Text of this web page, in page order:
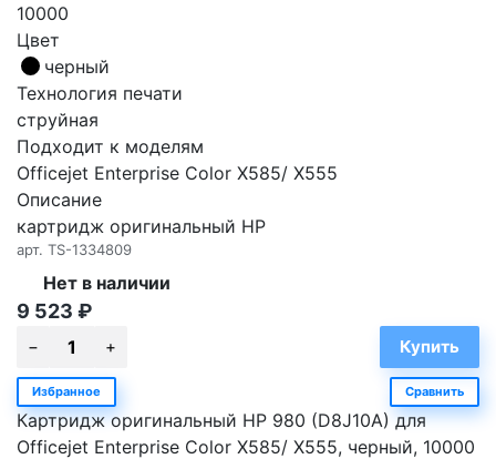
10000
Цвет
черный
Технология печати
струйная
Подходит к моделям
Officejet Enterprise Color X585/ X555
Описание
картридж оригинальный HP
арт. TS-1334809
Нет в наличии
9 523 ₽
Избранное Сравнить
Картридж оригинальный HP 980 (D8J10A) для
Officejet Enterprise Color X585/ X555, черный, 10000